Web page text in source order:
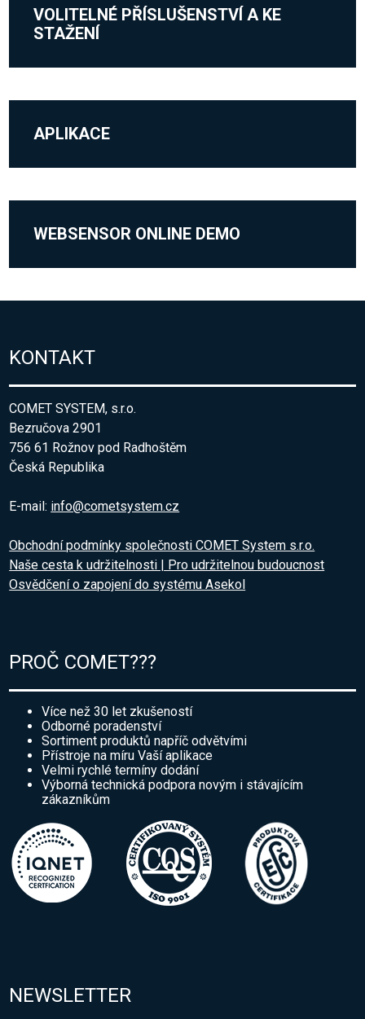
VOLITELNÉ PŘÍSLUŠENSTVÍ A KE
STAŽENÍ
APLIKACE
WEBSENSOR ONLINE DEMO
KONTAKT
COMET SYSTEM, s.r.o.
Bezručova 2901
756 61 Rožnov pod Radhoštěm
Česká Republika
E-mail: info@cometsystem.cz
Obchodní podmínky společnosti COMET System s.r.o.
Naše cesta k udržitelnosti | Pro udržitelnou budoucnost
Osvědčení o zapojení do systému Asekol
PROČ COMET???
Více než 30 let zkušeností
Odborné poradenství
Sortiment produktů napříč odvětvími
Přístroje na míru Vaší aplikace
Velmi rychlé termíny dodání
Výborná technická podpora novým i stávajícím
zákazníkům
NEWSLETTER